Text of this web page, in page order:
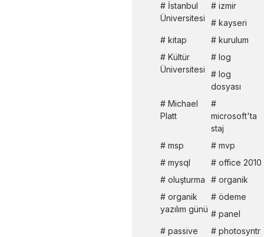
İstanbul
Üniversitesi
izmir
kayseri
kitap
kurulum
Kültür
Üniversitesi
log
log
dosyası
Michael
Platt
microsoft'ta
staj
msp
mvp
mysql
office 2010
oluşturma
organik
organik
yazılım günü
ödeme
panel
passive
photosyntr